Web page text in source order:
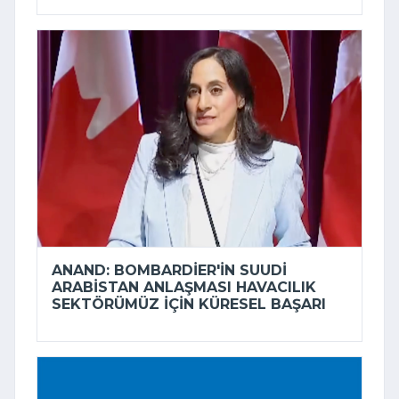
ANAND: BOMBARDIER'IN SUUDI
ARABISTAN ANLAŞMASI HAVACILIK
SEKTÖRÜMÜZ IÇIN KÜRESEL BAŞARI